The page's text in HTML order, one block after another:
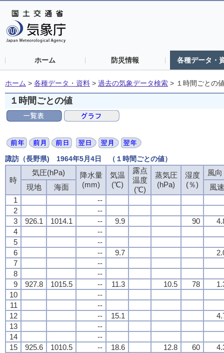
ホーム 防災情報 各種データ・
ホーム > 各種データ・資料 > 過去の気象データ検索 > １時間ごとの
１時間ごとの値
諏訪（長野県) 1964年5月4日 （１時間ごとの値）
時
気圧(hPa)
降水量
(mm)
気温
(℃)
露点
温度
(℃)
蒸気圧
(hPa)
湿度
(％)
風
現地
海面
風速
1
--
2
--
3
926.1 1014.1 -- 9.9 90
4
--
5
--
6
-- 9.7
7
--
8
--
9
927.8 1015.5 -- 11.3 10.5 78
10
--
11
--
12
-- 15.1
13
--
14
--
15
925.6 1010.5 -- 18.6 12.8 60